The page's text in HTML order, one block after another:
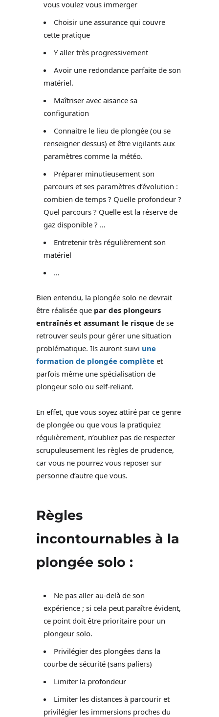
vous voulez vous immerger
Choisir une assurance qui couvre
cette pratique
Y aller très progressivement
Avoir une redondance parfaite de son
matériel.
Maîtriser avec aisance sa
configuration
Connaitre le lieu de plongée (ou se
renseigner dessus) et être vigilants aux
paramètres comme la météo.
Préparer minutieusement son
parcours et ses paramètres d’évolution :
combien de temps ? Quelle profondeur ?
Quel parcours ? Quelle est la réserve de
gaz disponible ? …
Entretenir très régulièrement son
matériel
…
Bien entendu, la plongée solo ne devrait
être réalisée que par des plongeurs
entraînés et assumant le risque de se
retrouver seuls pour gérer une situation
problématique. Ils auront suivi une
formation de plongée complète et
parfois même une spécialisation de
plongeur solo ou self-reliant.
En effet, que vous soyez attiré par ce genre
de plongée ou que vous la pratiquiez
régulièrement, n’oubliez pas de respecter
scrupuleusement les règles de prudence,
car vous ne pourrez vous reposer sur
personne d’autre que vous.
Règles
incontournables à la
plongée solo :
Ne pas aller au-delà de son
expérience ; si cela peut paraître évident,
ce point doit être prioritaire pour un
plongeur solo.
Privilégier des plongées dans la
courbe de sécurité (sans paliers)
Limiter la profondeur
Limiter les distances à parcourir et
privilégier les immersions proches du